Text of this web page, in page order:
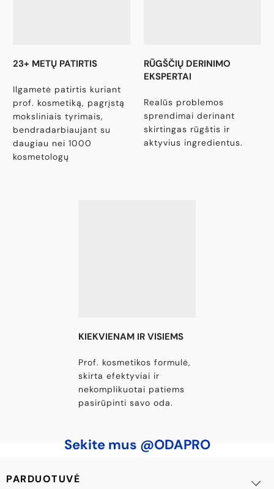
23+ METŲ PATIRTIS
Ilgametė patirtis kuriant
prof. kosmetiką, pagrįstą
moksliniais tyrimais,
bendradarbiaujant su
daugiau nei 1000
kosmetologų
RŪGŠČIŲ DERINIMO
EKSPERTAI
Realūs problemos
sprendimai derinant
skirtingas rūgštis ir
aktyvius ingredientus.
KIEKVIENAM IR VISIEMS
Prof. kosmetikos formulė,
skirta efektyviai ir
nekomplikuotai patiems
pasirūpinti savo oda.
Sekite mus @ODAPRO
PARDUOTUVĖ